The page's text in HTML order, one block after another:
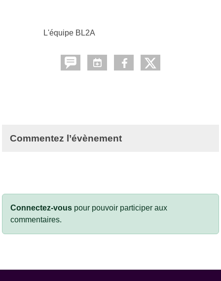
L'équipe BL2A
Commentez l’évènement
Connectez-vous pour pouvoir participer aux
commentaires.